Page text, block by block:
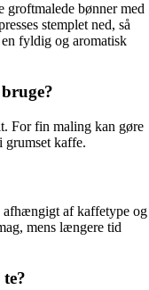
groftmalede bønner med
stemplet ned, så
fyldig og aromatisk
For fin maling kan gøre
grumset kaffe.
af kaffetype og
mens længere tid